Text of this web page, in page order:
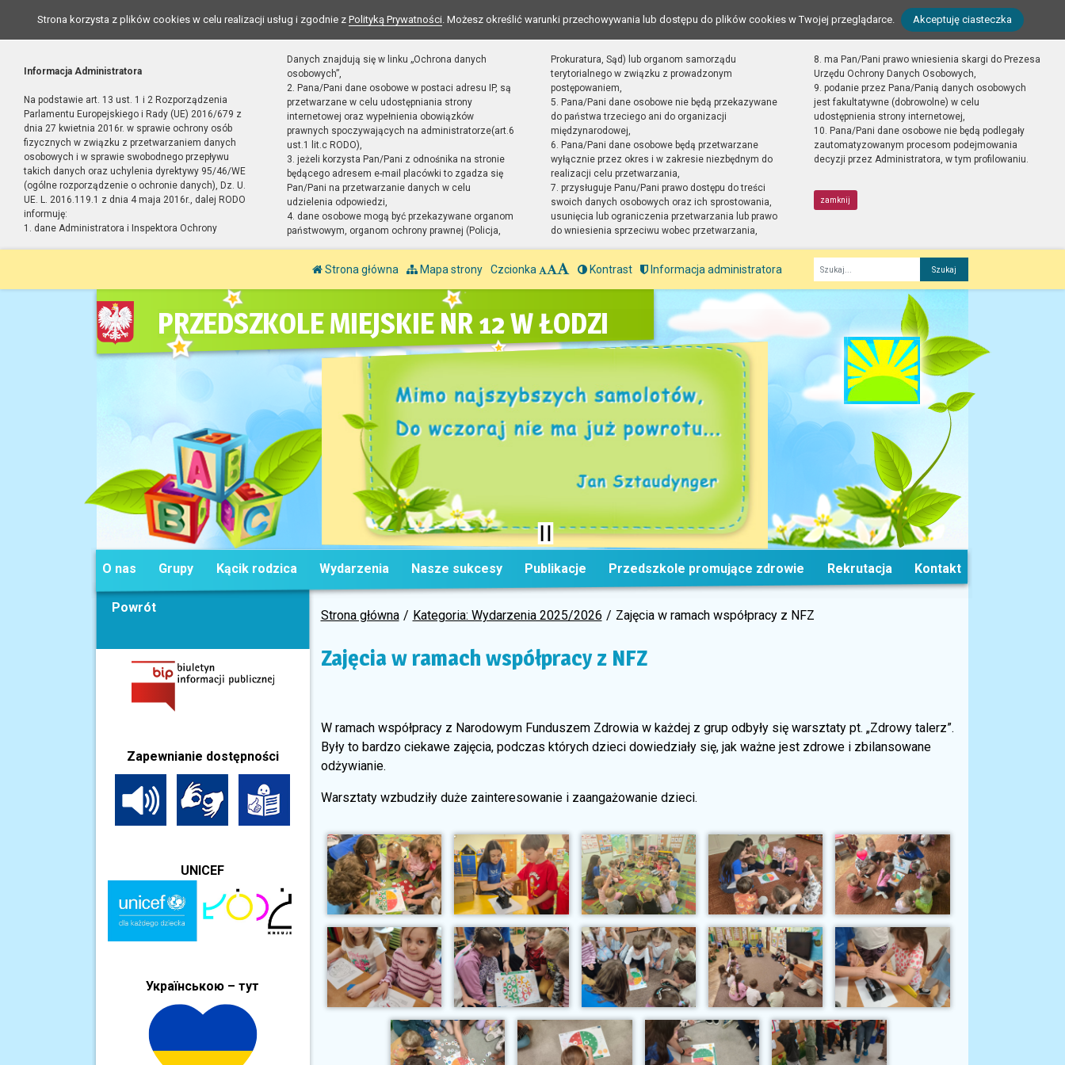
Strona korzysta z plików cookies w celu realizacji usług i zgodnie z Polityką Prywatności. Możesz określić warunki przechowywania lub dostępu do plików cookies w Twojej przeglądarce. Akceptuję ciasteczka
Informacja Administratora
Na podstawie art. 13 ust. 1 i 2 Rozporządzenia
Parlamentu Europejskiego i Rady (UE) 2016/679 z
dnia 27 kwietnia 2016r. w sprawie ochrony osób
fizycznych w związku z przetwarzaniem danych
osobowych i w sprawie swobodnego przepływu
takich danych oraz uchylenia dyrektywy 95/46/WE
(ogólne rozporządzenie o ochronie danych), Dz. U.
UE. L. 2016.119.1 z dnia 4 maja 2016r., dalej RODO
informuję:
1. dane Administratora i Inspektora Ochrony
Danych znajdują się w linku „Ochrona danych
osobowych”,
2. Pana/Pani dane osobowe w postaci adresu IP, są
przetwarzane w celu udostępniania strony
internetowej oraz wypełnienia obowiązków
prawnych spoczywających na administratorze(art.6
ust.1 lit.c RODO),
3. jeżeli korzysta Pan/Pani z odnośnika na stronie
będącego adresem e-mail placówki to zgadza się
Pan/Pani na przetwarzanie danych w celu
udzielenia odpowiedzi,
4. dane osobowe mogą być przekazywane organom
państwowym, organom ochrony prawnej (Policja,
Prokuratura, Sąd) lub organom samorządu
terytorialnego w związku z prowadzonym
postępowaniem,
5. Pana/Pani dane osobowe nie będą przekazywane
do państwa trzeciego ani do organizacji
międzynarodowej,
6. Pana/Pani dane osobowe będą przetwarzane
wyłącznie przez okres i w zakresie niezbędnym do
realizacji celu przetwarzania,
7. przysługuje Panu/Pani prawo dostępu do treści
swoich danych osobowych oraz ich sprostowania,
usunięcia lub ograniczenia przetwarzania lub prawo
do wniesienia sprzeciwu wobec przetwarzania,
8. ma Pan/Pani prawo wniesienia skargi do Prezesa
Urzędu Ochrony Danych Osobowych,
9. podanie przez Pana/Panią danych osobowych
jest fakultatywne (dobrowolne) w celu
udostępnienia strony internetowej,
10. Pana/Pani dane osobowe nie będą podlegały
zautomatyzowanym procesom podejmowania
decyzji przez Administratora, w tym profilowaniu.
zamknij
Strona główna Mapa strony Czcionka Kontrast Informacja administratora
Fraza
PRZEDSZKOLE MIEJSKIE NR 12 W ŁODZI
O nas Grupy Kącik rodzica Wydarzenia Nasze sukcesy Publikacje Przedszkole promujące zdrowie Rekrutacja Kontakt
Strona główna Kategoria: Wydarzenia 2025/2026 Zajęcia w ramach współpracy z NFZ
Zajęcia w ramach współpracy z NFZ
W ramach współpracy z Narodowym Funduszem Zdrowia w każdej z grup odbyły się warsztaty pt. „Zdrowy talerz”.
Były to bardzo ciekawe zajęcia, podczas których dzieci dowiedziały się, jak ważne jest zdrowe i zbilansowane
odżywianie.
Warsztaty wzbudziły duże zainteresowanie i zaangażowanie dzieci.
Powrót
Zapewnianie dostępności
UNICEF
Українською – тут